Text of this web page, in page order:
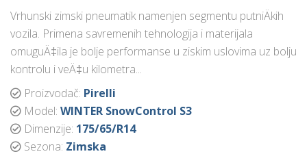
Vrhunski zimski pneumatik namenjen segmentu putniÄkih
vozila. Primena savremenih tehnologija i materijala
omuguÄ‡ila je bolje performanse u ziskim uslovima uz bolju
kontrolu i veÄ‡u kilometra...
Proizvodač: Pirelli
Model: WINTER SnowControl S3
Dimenzije: 175/65/R14
Sezona: Zimska